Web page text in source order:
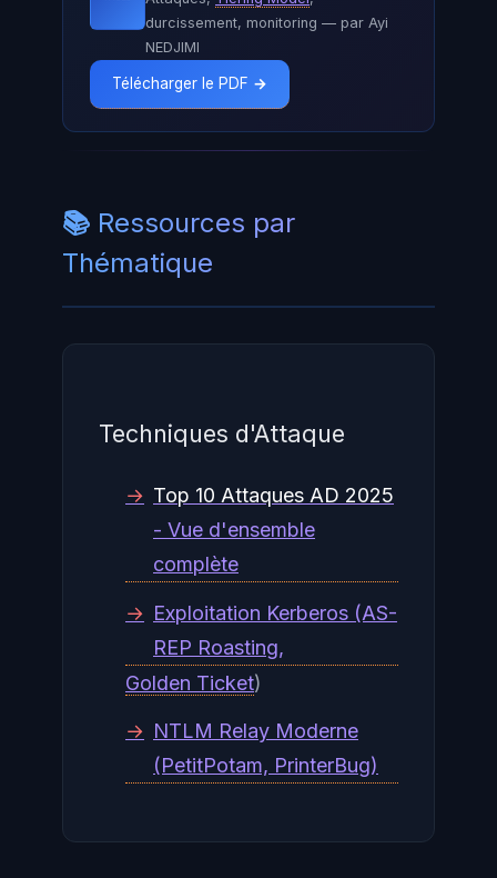
durcissement, monitoring — par Ayi
NEDJIMI
Télécharger le PDF →
📚 Ressources par
Thématique
Techniques d'Attaque
→ Top 10 Attaques AD 2025
- Vue d'ensemble
complète
→ Exploitation Kerberos (AS-
REP Roasting,
Golden Ticket)
→ NTLM Relay Moderne
(PetitPotam, PrinterBug)